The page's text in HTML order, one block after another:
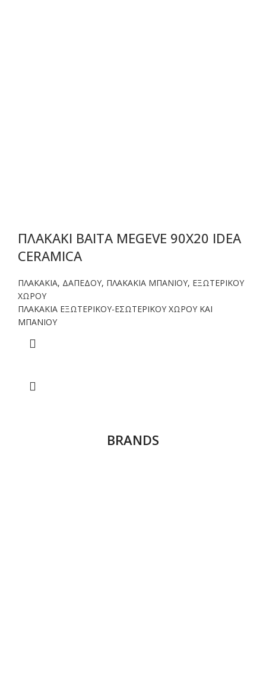
ΠΛΑΚΑΚΙ BAITA MEGEVE 90X20 IDEA
CERAMICA
ΠΛΑΚΑΚΙΑ, ΔΑΠΕΔΟΥ, ΠΛΑΚΑΚΙΑ ΜΠΑΝΙΟΥ, ΕΞΩΤΕΡΙΚΟΥ
ΧΩΡΟΥ
ΠΛΑΚΑΚΙΑ ΕΞΩΤΕΡΙΚΟΥ-ΕΣΩΤΕΡΙΚΟΥ ΧΩΡΟΥ ΚΑΙ
ΜΠΑΝΙΟΥ
BRANDS